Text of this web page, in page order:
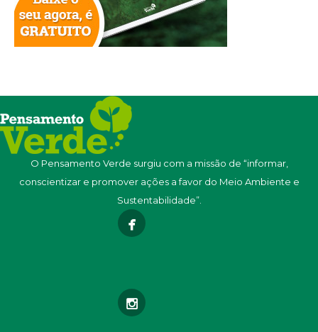
O Pensamento Verde surgiu com a missão de “informar,
conscientizar e promover ações a favor do Meio Ambiente e
Sustentabilidade”.